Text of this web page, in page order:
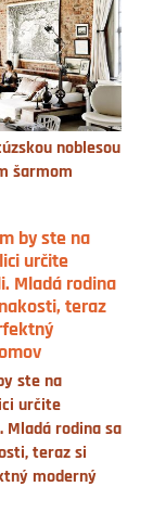
noblesou
šarmom
ste na
určite
Mladá rodina sa
teraz si
moderný